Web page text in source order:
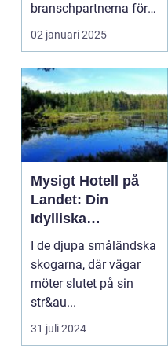
branschpartnerna för
en konfer...
02 januari 2025
Mysigt Hotell på
Landet: Din
Idylliska
Tillflyktsort i
Småland
I de djupa småländska
skogarna, där vägar
möter slutet på sin
str&au...
31 juli 2024